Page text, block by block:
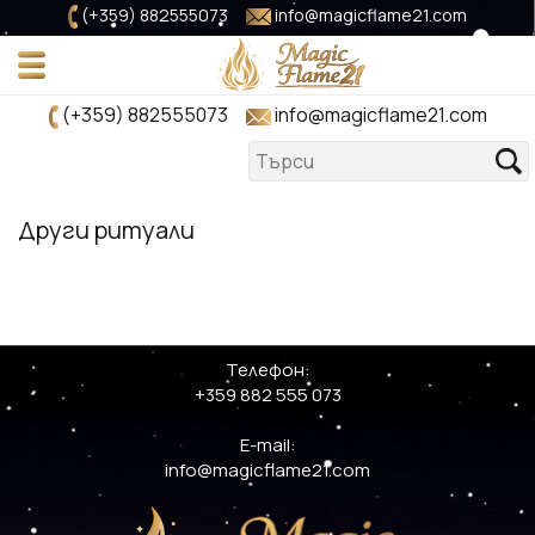
(+359) 882555073 info@magicflame21.com
(+359) 882555073 info@magicflame21.com
Други ритуали
Телефон:
+359 882 555 073
E-mail:
info@magicflame21.com